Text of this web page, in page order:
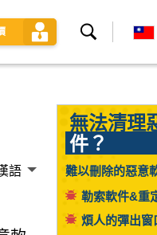
搜
語
無法清理
件？
難以刪除的惡意
勒索軟件&重
煩人的彈出窗